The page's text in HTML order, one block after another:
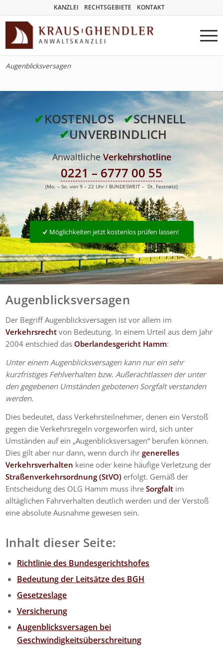
KANZLEI RECHTSGEBIETE KONTAKT
Augenblicksversagen
✔KOSTENLOS ✔SCHNELL
✔UNVERBINDLICH
AnwaltlicheVerkehrshotline
0221 – 6777 00 55
(Mo. – So. von 9 – 22 Uhr / BUNDESWEIT – Dt. Festnetz)
Möglichkeiten jetzt kostenlos prüfen lassen!
Augenblicksversagen
Der Begriff Augenblicksversagen ist vor allem im
Verkehrsrecht von Bedeutung. In einem Urteil aus dem Jahr
2004 entschied das Oberlandesgericht Hamm:
Unter einem Augenblicksversagen kann nur ein sehr
kurzfristiges Fehlverhalten bzw. Außerachtlassen der unter
den gegebenen Umständen gebotenen Sorgfalt verstanden
werden.
Dies bedeutet, dass Verkehrsteilnehmer, denen ein Verstoß
gegen die Verkehrsregeln vorgeworfen wird, sich unter
Umständen auf ein „Augenblicksversagen“ berufen können.
Dies gilt aber nur dann, wenn durch ihrgenerelles
Verkehrsverhalten keine oder keine häufige Verletzung der
Straßenverkehrsordnung (StVO) erfolgt. Gemäß der
Entscheidung des OLG Hamm muss ihreSorgfalt im
alltäglichen Fahrverhalten deutlich werden und der Verstoß
eine absolute Ausnahme gewesen sein.
Inhalt dieser Seite:
Richtlinie des Bundesgerichtshofes
Bedeutung der Leitsätze des BGH
Gesetzeslage
Versicherung
Augenblicksversagen bei
Geschwindigkeitsüberschreitung